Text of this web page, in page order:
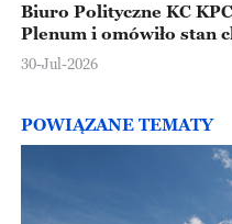
Biuro Polityczne KC
Plenum i omówiło stan
30-Jul-2026
POWIĄZANE TEMATY